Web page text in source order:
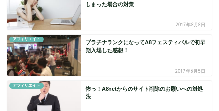
しまった場合の対策
2017年8月8日
アフィリエイト
プラチナランクになってA8フェスティバルで初早
期入場した感想！
2017年6月5日
アフィリエイト
怖っ！A8netからのサイト削除のお願いへの対処
法